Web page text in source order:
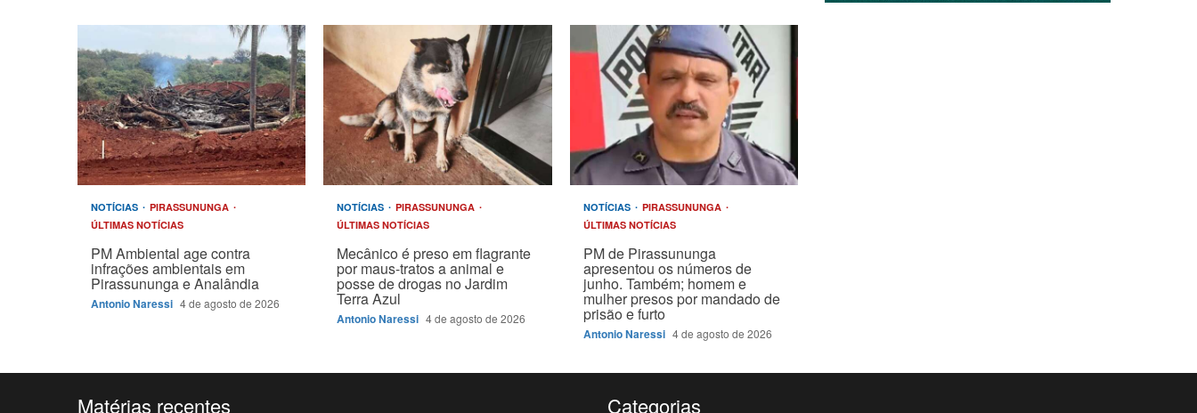
NOTÍCIAS
PIRASSUNUNGA
ÚLTIMAS NOTÍCIAS
PM Ambiental age contra
infrações ambientais em
Pirassununga e Analândia
Antonio Naressi 4 de agosto de 2026
NOTÍCIAS
PIRASSUNUNGA
ÚLTIMAS NOTÍCIAS
Mecânico é preso em flagrante
por maus-tratos a animal e
posse de drogas no Jardim
Terra Azul
Antonio Naressi 4 de agosto de 2026
NOTÍCIAS
PIRASSUNUNGA
ÚLTIMAS NOTÍCIAS
PM de Pirassununga
apresentou os números de
junho. Também; homem e
mulher presos por mandado de
prisão e furto
Antonio Naressi 4 de agosto de 2026
Matérias recentes Categorias